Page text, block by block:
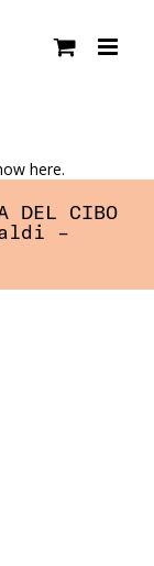
here.
DEL CIBO
–